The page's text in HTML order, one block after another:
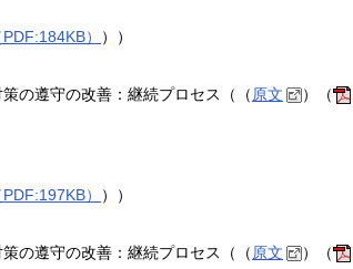
） ））
の遵守の改善：継続プロセス（（ 原文 ）（
） ））
の遵守の改善：継続プロセス（（ 原文 ）（